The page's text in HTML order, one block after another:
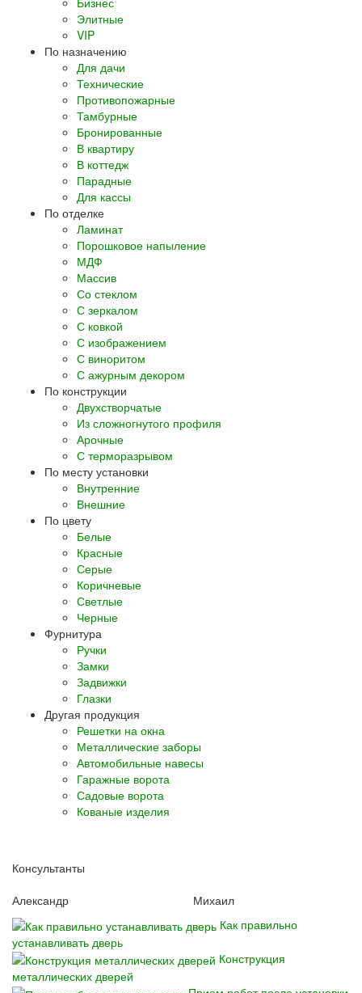
Элитные
VIP
По назначению
Для дачи
Технические
Противопожарные
Тамбурные
Бронированные
В квартиру
В коттедж
Парадные
Для кассы
По отделке
Ламинат
Порошковое напыление
МДФ
Массив
Со стеклом
С зеркалом
С ковкой
С изображением
С виноритом
С ажурным декором
По конструкции
Двухстворчатые
Из сложногнутого профиля
Арочные
С терморазрывом
По месту установки
Внутренние
Внешние
По цвету
Белые
Красные
Серые
Коричневые
Светлые
Черные
Фурнитура
Ручки
Замки
Задвижки
Глазки
Другая продукция
Решетки на окна
Металлические заборы
Автомобильные навесы
Гаражные ворота
Садовые ворота
Кованые изделия
Консультанты
Александр
Михаил
Как правильно
устанавливать дверь
Конструкция
металлических дверей